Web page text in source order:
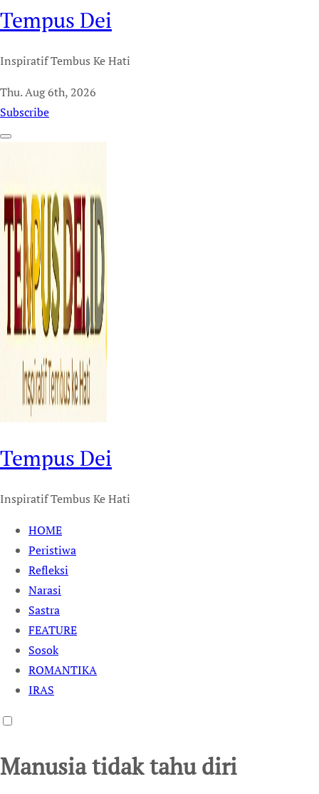
Tempus Dei
Inspiratif Tembus Ke Hati
Thu. Aug 6th, 2026
Subscribe
Tempus Dei
Inspiratif Tembus Ke Hati
HOME
Peristiwa
Refleksi
Narasi
Sastra
FEATURE
Sosok
ROMANTIKA
IRAS
Manusia tidak tahu diri